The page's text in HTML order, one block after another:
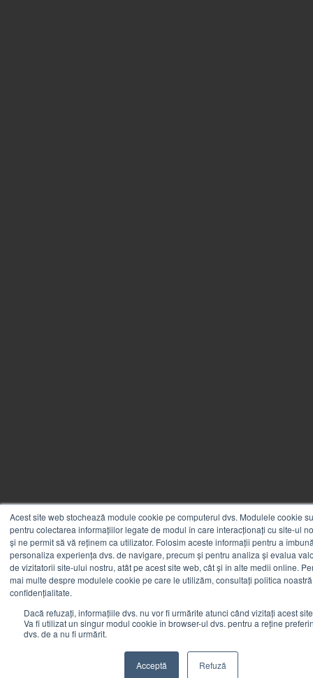
Acest site web stochează module cookie pe computerul dvs. Modulele cookie
pentru colectarea informațiilor legate de modul în care interacționați cu site-ul
și ne permit să vă reținem ca utilizator. Folosim aceste informații pentru a
personaliza experiența dvs. de navigare, precum și pentru analiza și evalua
de vizitatorii site-ului nostru, atât pe acest site web, cât și în alte medii online.
mai multe despre modulele cookie pe care le utilizăm, consultați politica
confidențialitate.
Dacă refuzați, informațiile dvs. nu vor fi urmărite atunci când vizitați acest
Va fi utilizat un singur modul cookie în browser-ul dvs. pentru a reține
dvs. de a nu fi urmărit.
Acceptă Refuză